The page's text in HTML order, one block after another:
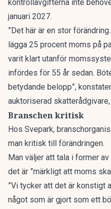
kontrollavgifterna inte
januari 2027.
”Det här är en stor
lägga 25 procent moms på
varit klart utanför
infördes för 55 år sedan.
betydande belopp”,
auktoriserad skatterådgivare,
Branschen kritisk
Hos Svepark,
man kritisk till förändringen.
Man väljer att tala i former
det är ”märkligt att moms
”Vi tycker att det är konstigt
något som är gjort som ett